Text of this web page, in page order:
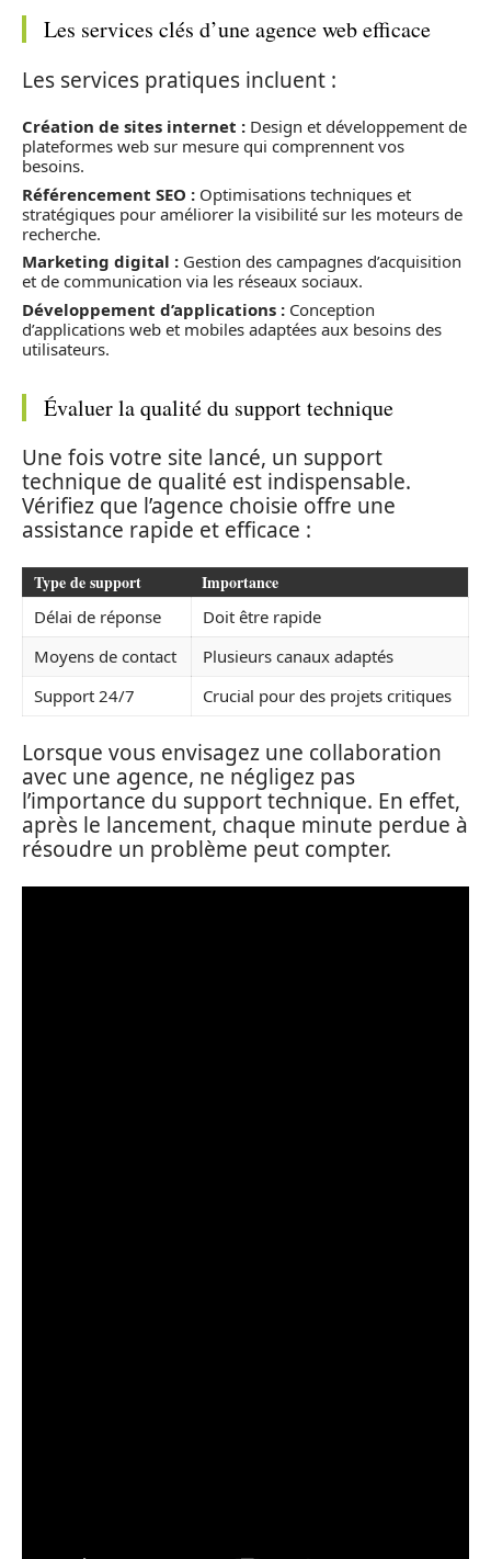
Les services clés d’une agence web efficace
Les services pratiques incluent :
Création de sites internet : Design et développement de
plateformes web sur mesure qui comprennent vos
besoins.
Référencement SEO : Optimisations techniques et
stratégiques pour améliorer la visibilité sur les moteurs de
recherche.
Marketing digital : Gestion des campagnes d’acquisition
et de communication via les réseaux sociaux.
Développement d’applications : Conception
d’applications web et mobiles adaptées aux besoins des
utilisateurs.
Évaluer la qualité du support technique
Une fois votre site lancé, un support
technique de qualité est indispensable.
Vérifiez que l’agence choisie offre une
assistance rapide et efficace :
Type de support Importance
Délai de réponse
Doit être rapide
Moyens de contact
Plusieurs canaux adaptés
Support 24/7
Crucial pour des projets critiques
Lorsque vous envisagez une collaboration
avec une agence, ne négligez pas
l’importance du support technique. En effet,
après le lancement, chaque minute perdue à
résoudre un problème peut compter.